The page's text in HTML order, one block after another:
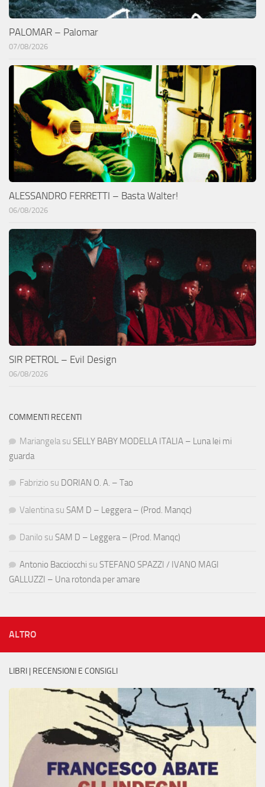
PALOMAR – Palomar
07/08/2026
ALESSANDRO FERRETTI – Basta Walter!
06/08/2026
SIR PETROL – Evil Design
06/08/2026
COMMENTI RECENTI
Mariangela su SELLY BABY MODELLA ITALIA – Luna lei mi
guarda
Fabrizio su DORIAN O. A. – Tao
Valentina su SAM D – Leggera – (Prod. Manqc)
Danilo su SAM D – Leggera – (Prod. Manqc)
Antonio Bacciocchi su STEFANO SPAZZI / IVANO MAGI
GALLUZZI – Una rotonda per amare
ALTRO
LIBRI | RECENSIONI E CONSIGLI